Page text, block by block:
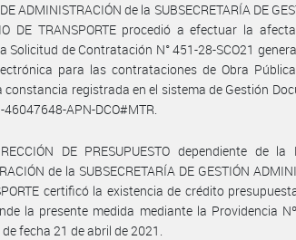
ADMINISTRACIÓN de la SUBSECRETARÍA DE
DE TRANSPORTE procedió a efectuar la
Solicitud de Contratación N° 451-28-SCO21
para las contrataciones de Obra Pública
constancia registrada en el sistema de Gestión
46047648-APN-DCO#MTR.
DE PRESUPUESTO dependiente de la
de la SUBSECRETARÍA DE GESTIÓN
certificó la existencia de crédito
la presente medida mediante la Providencia
fecha 21 de abril de 2021.